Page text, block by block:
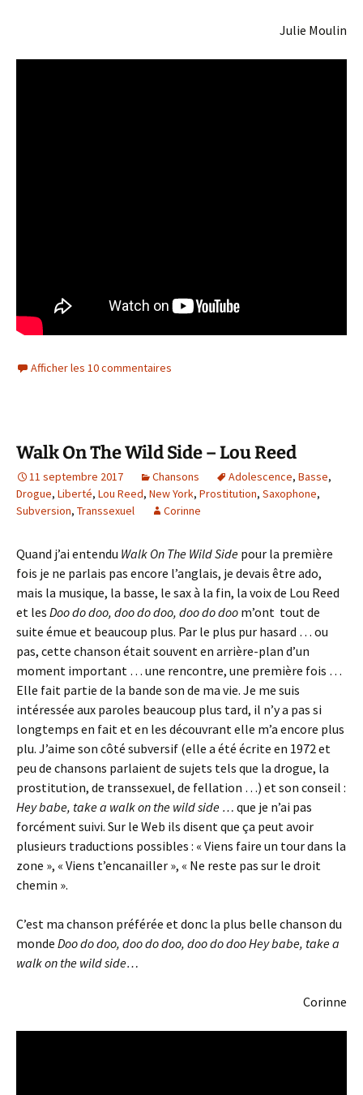
Julie Moulin
Afficher les 10 commentaires
Walk On The Wild Side – Lou Reed
11 septembre 2017 Chansons Adolescence, Basse,
Drogue, Liberté, Lou Reed, New York, Prostitution, Saxophone,
Subversion, Transsexuel Corinne
Quand j’ai entendu Walk On The Wild Side pour la première
fois je ne parlais pas encore l’anglais, je devais être ado,
mais la musique, la basse, le sax à la fin, la voix de Lou Reed
et les Doo do doo, doo do doo, doo do doo m’ont tout de
suite émue et beaucoup plus. Par le plus pur hasard … ou
pas, cette chanson était souvent en arrière-plan d’un
moment important … une rencontre, une première fois …
Elle fait partie de la bande son de ma vie. Je me suis
intéressée aux paroles beaucoup plus tard, il n’y a pas si
longtemps en fait et en les découvrant elle m’a encore plus
plu. J’aime son côté subversif (elle a été écrite en 1972 et
peu de chansons parlaient de sujets tels que la drogue, la
prostitution, de transsexuel, de fellation …) et son conseil :
Hey babe, take a walk on the wild side … que je n’ai pas
forcément suivi. Sur le Web ils disent que ça peut avoir
plusieurs traductions possibles : « Viens faire un tour dans la
zone », « Viens t’encanailler », « Ne reste pas sur le droit
chemin ».
C’est ma chanson préférée et donc la plus belle chanson du
monde Doo do doo, doo do doo, doo do doo Hey babe, take a
walk on the wild side…
Corinne